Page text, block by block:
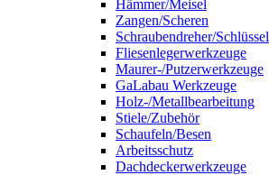
Hämmer/Meisel
Zangen/Scheren
Schraubendreher/Schlüssel
Fliesenlegerwerkzeuge
Maurer-/Putzerwerkzeuge
GaLabau Werkzeuge
Holz-/Metallbearbeitung
Stiele/Zubehör
Schaufeln/Besen
Arbeitsschutz
Dachdeckerwerkzeuge